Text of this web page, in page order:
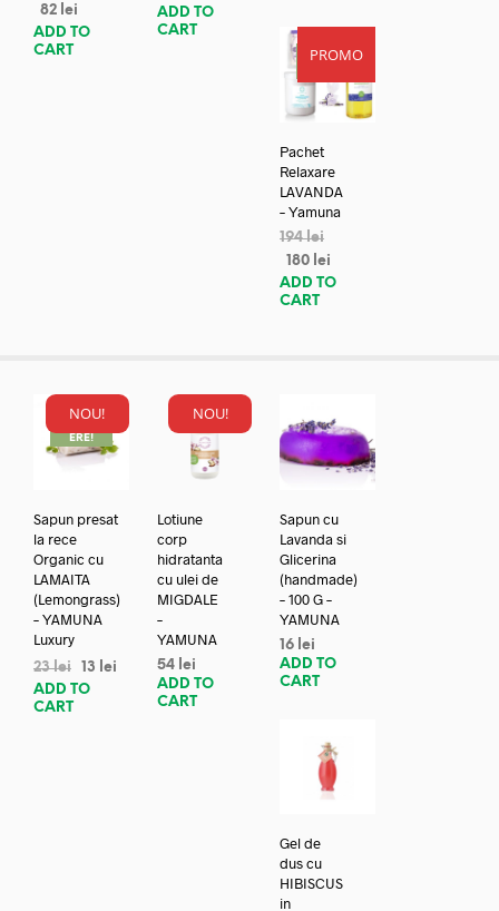
82 lei
ADD TO
CART
ADD TO
CART
PROMO
REDUC
Pachet
Relaxare
LAVANDA
– Yamuna
194lei
180 lei
ADD TO
CART
NOU!
REDUC
ERE!
Sapun presat
la rece
Organic cu
LAMAITA
(Lemongrass)
– YAMUNA
Luxury
23lei 13
lei
ADD TO
CART
NOU!
Lotiune
corp
hidratanta
cu ulei de
MIGDALE
–
YAMUNA
54 lei
ADD TO
CART
Sapun cu
Lavanda si
Glicerina
(handmade)
– 100 G –
YAMUNA
16 lei
ADD TO
CART
Gel de
dus cu
HIBISCUS
in